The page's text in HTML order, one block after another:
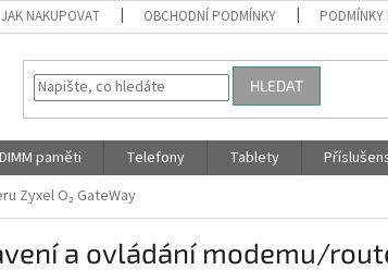
JAK NAKUPOVAT OBCHODNÍ PODMÍNKY PODMÍNKY
HLEDAT
paměti Telefony Tablety
Zyxel O₂ GateWay
a ovládání modemu/